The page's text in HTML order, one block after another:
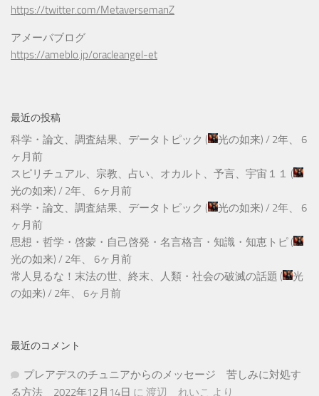
https://twitter.com/MetaversemanZ
アメーバブログ
https://ameblo.jp/oracleangel-et
最近の投稿
科学・論文、調査結果、データトピック ( 光の如来) / 2年、 6
ヶ月前
スピリチュアル、宗教、占い、オカルト、予言、宇宙１１ (
光の如来) / 2年、 6ヶ月前
科学・論文、調査結果、データトピック ( 光の如来) / 2年、 6
ヶ月前
思想・哲学・啓蒙・自己啓発・名言格言・知識・知恵トピ (
光の如来) / 2年、 6ヶ月前
常人見るな！末法の世、終末、人類・社会の破滅の話題 (
光
の如来) / 2年、 6ヶ月前
最近のコメント
プレアデスのチュニアからのメッセージ 苦しみに対処す
る方法 2022年12月14日 に 渡辺 れいこ より